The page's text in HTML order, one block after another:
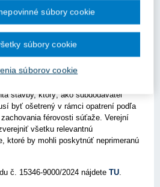
zaobchádzania a
na neadekvátne opatrenia, ktoré mali
hospodárskej súťaže. Podobne,
2024 týkajúce sa diaľnice D3 však
stavby, ktorý, ako subdodávateľ
byť ošetrený v rámci opatrení podľa
férovosti súťaže. Verejní
všetku relevantnú
ktoré by mohli poskytnúť neprimeranú
č. 15346-9000/2024 nájdete TU
súborov cookie
súbory cookie
súbory cookie